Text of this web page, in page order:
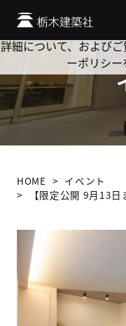
HOME
イベント
【限定公開 9月13
Cookie を使用して、
か? 当社ではお客様の
詳細について、および
ーポリシー